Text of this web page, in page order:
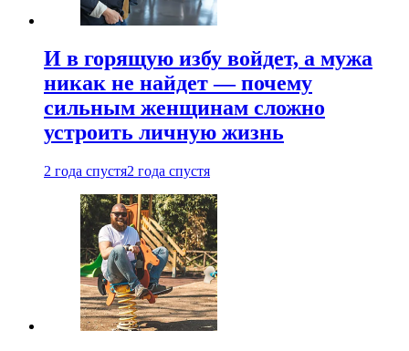
И в горящую избу войдет, а мужа
никак не найдет — почему
сильным женщинам сложно
устроить личную жизнь
2 года спустя2 года спустя